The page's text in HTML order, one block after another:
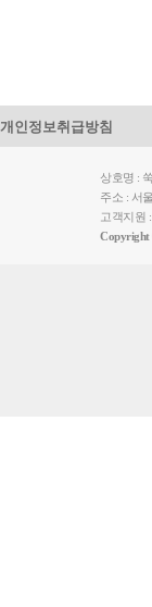
개인정보취급방침
상호명 :
주소 : 서
고객지원
Copyright